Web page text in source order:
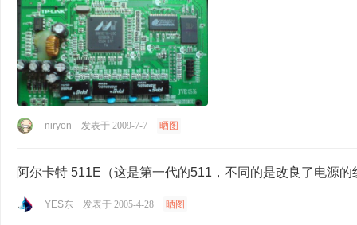
niryon 发表于 2009-7-7 晒图
阿尔卡特 511E（这是第一代的511，不同的是改良了电源的
YES东 发表于 2005-4-28 晒图